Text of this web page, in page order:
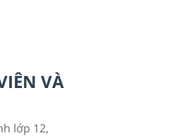
VÀ
lớp 12,